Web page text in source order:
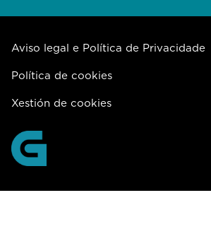
Aviso legal e Política de Privacidade
Política de cookies
Xestión de cookies